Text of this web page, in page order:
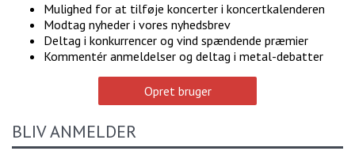
Mulighed for at tilføje koncerter i koncertkalenderen
Modtag nyheder i vores nyhedsbrev
Deltag i konkurrencer og vind spændende præmier
Kommentér anmeldelser og deltag i metal-debatter
Opret bruger
BLIV ANMELDER